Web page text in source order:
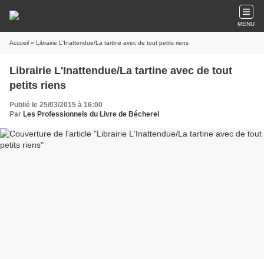
MENU
Accueil » Librairie L'Inattendue/La tartine avec de tout petits riens
Librairie L'Inattendue/La tartine avec de tout
petits riens
Publié le 25/03/2015 à 16:00
Par Les Professionnels du Livre de Bécherel